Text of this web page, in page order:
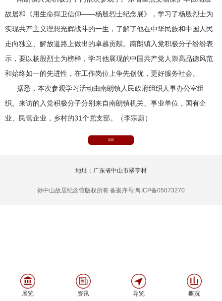
故居和《用生命捍卫信仰——杨殷烈士纪念展》，学习了杨殷烈士为
实现共产主义理想光辉战斗的一生，了解了他在中华民族和中国人民
走向独立、解放道路上做出的卓越贡献。南朗镇入党积极分子纷纷表
示，要以杨殷烈士为榜样，学习他展现的中国共产党人崇高品德风范
和始终如一的先进性，在工作岗位上争先创优，更好服务社会。
据悉，本次参观学习活动由南朗镇人民政府组织人事办公室组
织。来访的入党积极分子分别来自南朗镇机关、事业单位，国有企
业、民营企业，乡村的31个党支部。（李宗蔚）
返回
地址：广东省中山市翠亨村
孙中山故居纪念馆版权所有 备案序号:粤ICP备05073270
展览 资讯 导览 概况